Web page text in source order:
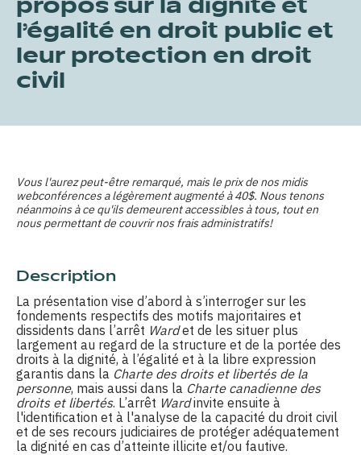
propos sur la dignité et
l’égalité en droit public et
leur protection en droit
civil
Vous l'aurez peut-être remarqué, mais le prix de nos midis
webconférences a légèrement augmenté à 40$. Nous tenons
néanmoins à ce qu'ils demeurent accessibles à tous, tout en
nous permettant de couvrir nos frais administratifs!
Description
La présentation vise d’abord à s’interroger sur les
fondements respectifs des motifs majoritaires et
dissidents dans l’arrêt Wardet de les situer plus
largement au regard de la structure et de la portée des
droits à la dignité, à l’égalité et à la libre expression
garantis dans la Charte des droits et libertés de la
personne, mais aussi dans la Charte canadienne des
droits et libertés. L’arrêt Wardinvite ensuite à
l'identification et à l'analyse de la capacité du droit civil
et de ses recours judiciaires de protéger adéquatement
la dignité en cas d’atteinte illicite et/ou fautive.